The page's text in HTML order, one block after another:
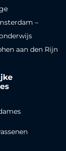
–
aan den Rijn